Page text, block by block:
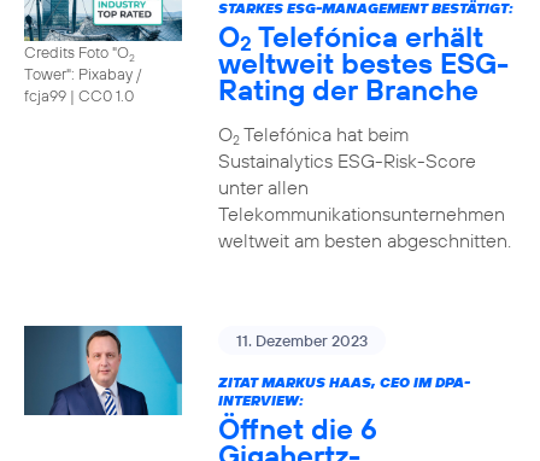
Credits Foto "O2
Tower": Pixabay /
fcja99 | CC0 1.0
STARKES ESG-MANAGEMENT BESTÄTIGT:
O2 Telefónica erhält
weltweit bestes ESG-
Rating der Branche
O2Telefónica hat beim
Sustainalytics ESG-Risk-Score
unter allen
Telekommunikationsunternehmen
weltweit am besten abgeschnitten.
11. Dezember 2023
ZITAT MARKUS HAAS, CEO IM DPA-
INTERVIEW:
Öffnet die 6